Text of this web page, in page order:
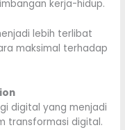
kerja-hidup.
lebih terlibat
maksimal terhadap
digital yang menjadi
transformasi digital.